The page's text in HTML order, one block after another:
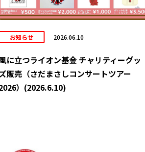
お知らせ 2026.06.10
に立つライオン基金 チャリティーグッ
販売（さだまさしコンサートツアー
）(2026.6.10)